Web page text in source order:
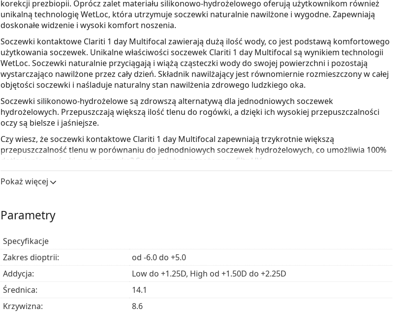
korekcji prezbiopii. Oprócz zalet materiału silikonowo-hydrożelowego oferują użytkownikom również
unikalną technologię WetLoc, która utrzymuje soczewki naturalnie nawilżone i wygodne. Zapewniają
doskonałe widzenie i wysoki komfort noszenia.
Soczewki kontaktowe Clariti 1 day Multifocal zawierają dużą ilość wody, co jest podstawą komfortowego
użytkowania soczewek. Unikalne właściwości soczewek Clariti 1 day Multifocal są wynikiem technologii
WetLoc. Soczewki naturalnie przyciągają i wiążą cząsteczki wody do swojej powierzchni i pozostają
wystarczająco nawilżone przez cały dzień. Składnik nawilżający jest równomiernie rozmieszczony w całej
objętości soczewki i naśladuje naturalny stan nawilżenia zdrowego ludzkiego oka.
Soczewki silikonowo-hydrożelowe są zdrowszą alternatywą dla jednodniowych soczewek
hydrożelowych. Przepuszczają większą ilość tlenu do rogówki, a dzięki ich wysokiej przepuszczalności
oczy są bielsze i jaśniejsze.
Czy wiesz, że soczewki kontaktowe Clariti 1 day Multifocal zapewniają trzykrotnie większą
przepuszczalność tlenu w porównaniu do jednodniowych soczewek hydrożelowych, co umożliwia 100%
dotlenienie rogówki pod soczewką? Są również wyposażone w filtr UV.
Filtr UV w soczewkach kontaktowych poprawia ochronę rogówki oka przed negatywnymi skutkami
promieniowania ultrafioletowego. Soczewki nie zakrywają jednak całego oka ani okolic oczu, dlatego
filtrem UV i okularów przeciwsłonecznych.
Najczęściej sprzedawane z kroplami do oczu
To jest wyrób medyczny. Przed użyciem zapoznaj się z instrukcją używania.
Pokaż więcej
Parametry
Specyfikacje
Zakres dioptrii:
od -6.0 do +5.0
Addycja:
Low do +1.25D, High od +1.50D do +2.25D
Średnica:
14.1
Krzywizna:
8.6